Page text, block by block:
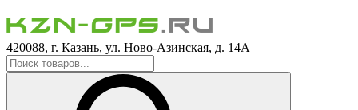
420088, г. Казань, ул. Ново-Азинская, д. 14А